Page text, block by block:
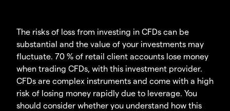
The risks of loss from investing in CFDs can be
substantial and the value of your investments may
fluctuate. 70 % of retail client accounts lose money
when trading CFDs, with this investment provider.
CFDs are complex instruments and come with a high
risk of losing money rapidly due to leverage. You
should consider whether you understand how this